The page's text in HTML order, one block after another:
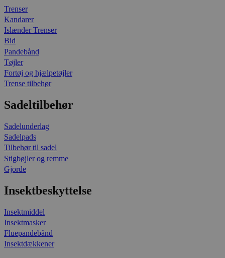
Trenser
Kandarer
Islænder Trenser
Bid
Pandebånd
Tøjler
Fortøj og hjælpetøjler
Trense tilbehør
Sadeltilbehør
Sadelunderlag
Sadelpads
Tilbehør til sadel
Stigbøjler og remme
Gjorde
Insektbeskyttelse
Insektmiddel
Insektmasker
Fluepandebånd
Insektdækkener